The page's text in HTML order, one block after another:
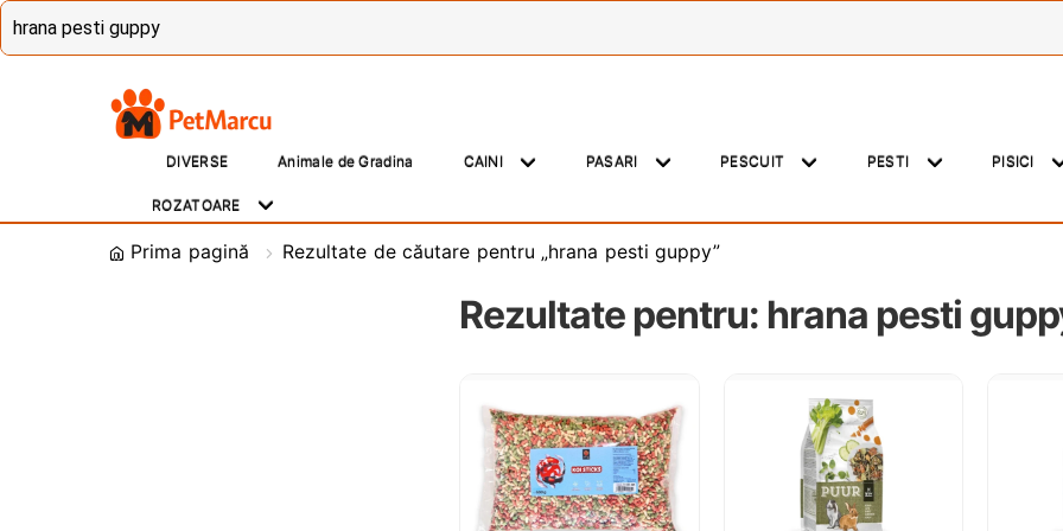
Treci
Sări
DIVERSE Animale de Gradina CAINI PASARI PESCUIT PESTI PISICI
ROZATOARE
Prima pagină Rezultate de căutare pentru „hrana pesti guppy”
Rezultate pentru: hrana pesti